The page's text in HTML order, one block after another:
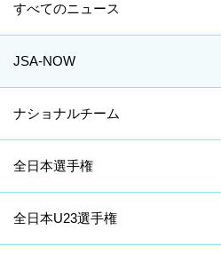
すべてのニュース
JSA-NOW
ナショナルチーム
全日本選手権
全日本U23選手権